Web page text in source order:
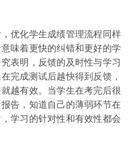
化学生成绩管理流程同样
味着更快的纠错和更好的学
表明，反馈的及时性与学习
完成测试后越快得到反馈，
越有效。当学生在考完后很
告，知道自己的薄弱环节在
学习的针对性和有效性都会